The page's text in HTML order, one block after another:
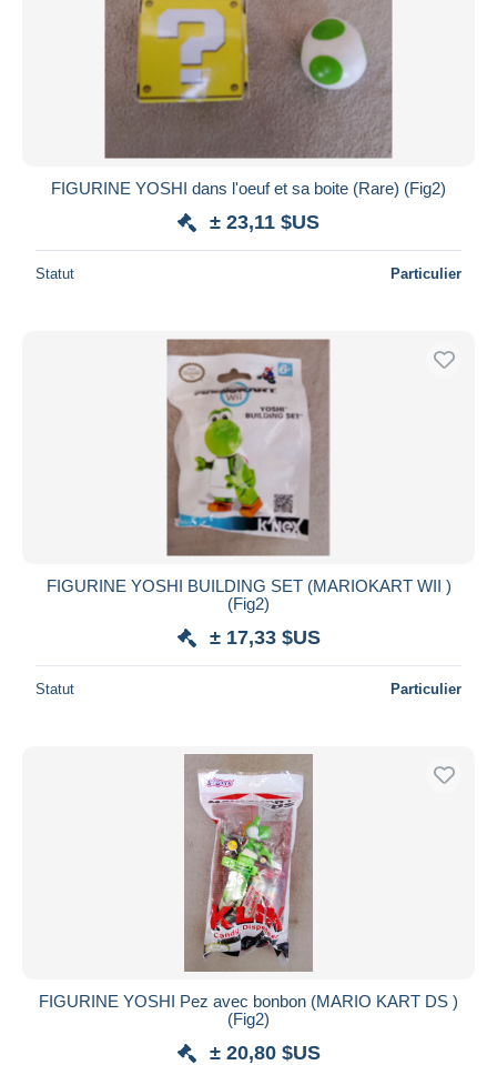
FIGURINE YOSHI dans l'oeuf et sa boite (Rare) (Fig2)
± 23,11 $US
Statut Particulier
FIGURINE YOSHI BUILDING SET (MARIOKART WII )
(Fig2)
± 17,33 $US
Statut Particulier
FIGURINE YOSHI Pez avec bonbon (MARIO KART DS )
(Fig2)
± 20,80 $US